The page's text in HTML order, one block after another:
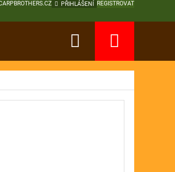
PŘIHLÁŠENÍ REGISTROVAT
Hledat